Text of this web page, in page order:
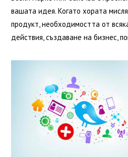
вашата идея. Когато хората
продукт, необходимостта от
действия, създаване на бизнес,